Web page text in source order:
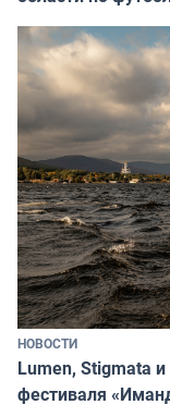
НОВОСТИ
Lumen, Stigmata
фестиваля